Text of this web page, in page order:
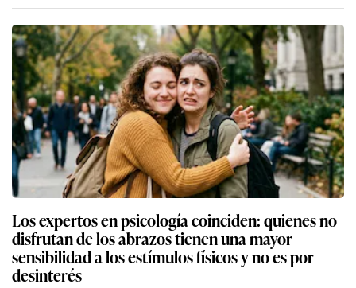
Los expertos en psicología coinciden: quienes no
disfrutan de los abrazos tienen una mayor
sensibilidad a los estímulos físicos y no es por
desinterés